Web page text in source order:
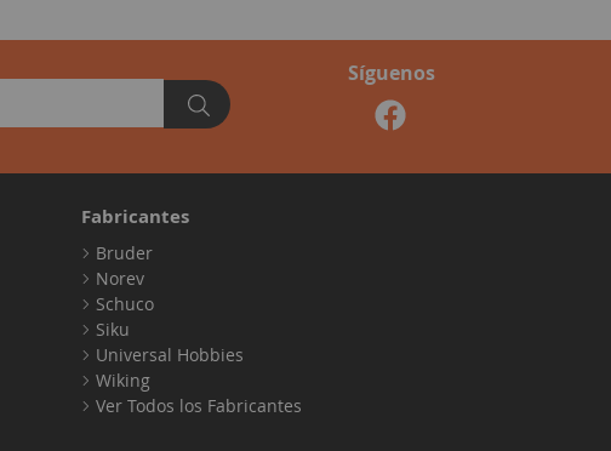
Síguenos
Fabricantes
Bruder
Norev
Schuco
Siku
Universal Hobbies
Wiking
Ver Todos los Fabricantes